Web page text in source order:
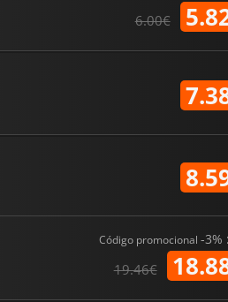
6.00€
Código promocional -3% :
19.46€